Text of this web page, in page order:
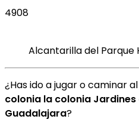
4908
Alcantarilla del Parque
¿Has ido a jugar o caminar al
colonia la colonia Jardines
Guadalajara?